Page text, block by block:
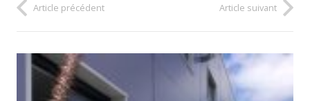
Article précédent Article suivant